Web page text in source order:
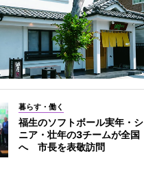
暮らす・働く
福生のソフトボール実年・シ
ニア・壮年の3チームが全国
へ 市長を表敬訪問